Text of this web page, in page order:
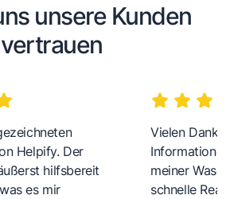
unsere Kunden
vertrauen
Helpify. Der
hilfsbereit
es mir
Vielen Dank
meiner
schnelle